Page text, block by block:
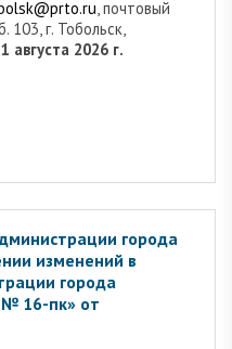
, почтовый
103, г. Тобольск,
августа 2026 г.
города
изменений в
города
№ 16-пк» от